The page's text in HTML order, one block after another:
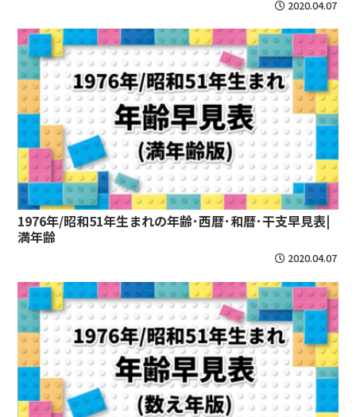
2020.04.07
1976年/昭和51年生まれの年齢･西暦･和暦･干支早見表|
満年齢
2020.04.07